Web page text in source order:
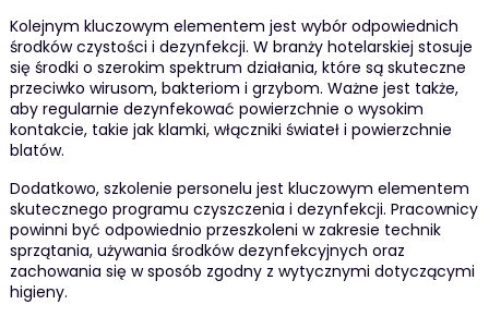
Kolejnym kluczowym elementem jest wybór odpowiednich
środków czystości i dezynfekcji. W branży hotelarskiej stosuje
się środki o szerokim spektrum działania, które są skuteczne
przeciwko wirusom, bakteriom i grzybom. Ważne jest także,
aby regularnie dezynfekować powierzchnie o wysokim
kontakcie, takie jak klamki, włączniki świateł i powierzchnie
blatów.
Dodatkowo, szkolenie personelu jest kluczowym elementem
skutecznego programu czyszczenia i dezynfekcji. Pracownicy
powinni być odpowiednio przeszkoleni w zakresie technik
sprzątania, używania środków dezynfekcyjnych oraz
zachowania się w sposób zgodny z wytycznymi dotyczącymi
higieny.